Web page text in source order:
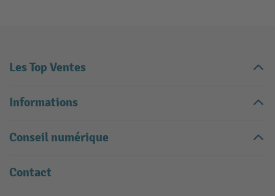
Les Top Ventes
Informations
Conseil numérique
Contact